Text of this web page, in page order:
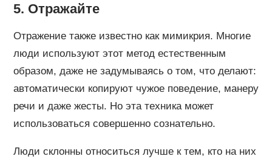
5. Отражайте
Отражение также известно как мимикрия. Многие
люди используют этот метод естественным
образом, даже не задумываясь о том, что делают:
автоматически копируют чужое поведение, манеру
речи и даже жесты. Но эта техника может
использоваться совершенно сознательно.
Люди склонны относиться лучше к тем, кто на них